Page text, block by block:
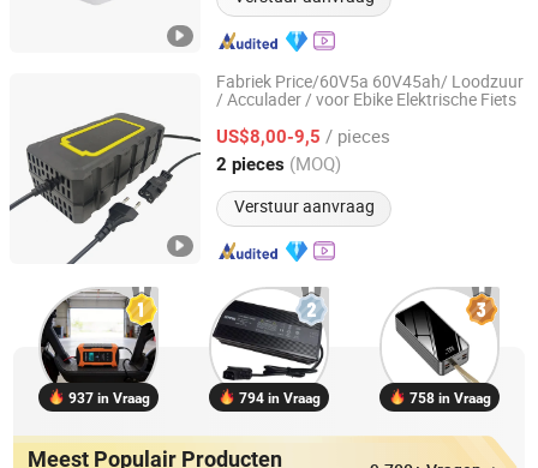
Fabriek Price/60V5a 60V45ah/ Loodzuur
/ Acculader / voor Ebike Elektrische Fiets
US$8,00-9,5 / pieces
2 pieces (MOQ)
Verstuur aanvraag
Tianchang Lvpu Electronics Co. Ltd
Anhui, China Sinds 2024
937 in Vraag 794 in Vraag 758 in Vraag
Meest Populair Producten